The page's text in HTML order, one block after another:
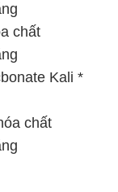
chất
Kali *
chất